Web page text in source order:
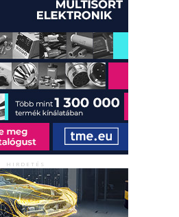
HIRDETÉS